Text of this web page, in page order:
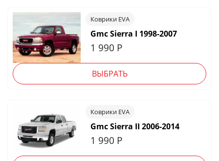
Коврики EVA
Gmc Sierra I 1998-2007
1 990 Р
ВЫБРАТЬ
Коврики EVA
Gmc Sierra II 2006-2014
1 990 Р